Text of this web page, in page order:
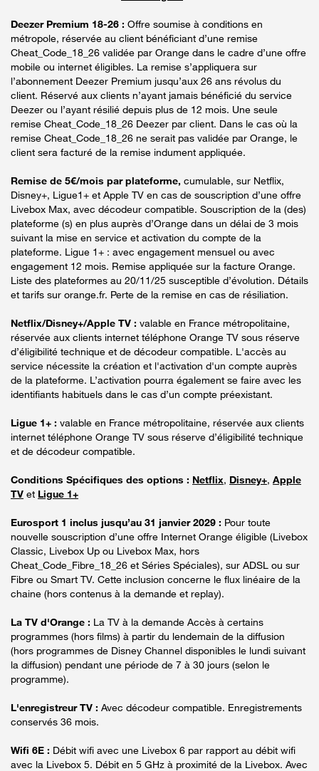
Deezer Premium 18-26 : Offre soumise à conditions en
métropole, réservée au client bénéficiant d’une remise
Cheat_Code_18_26 validée par Orange dans le cadre d’une offre
mobile ou internet éligibles. La remise s’appliquera sur
l’abonnement Deezer Premium jusqu’aux 26 ans révolus du
client. Réservé aux clients n’ayant jamais bénéficié du service
Deezer ou l’ayant résilié depuis plus de 12 mois. Une seule
remise Cheat_Code_18_26 Deezer par client. Dans le cas où la
remise Cheat_Code_18_26 ne serait pas validée par Orange, le
client sera facturé de la remise indument appliquée.
Remise de 5€/mois par plateforme, cumulable, sur Netflix,
Disney+, Ligue1+ et Apple TV en cas de souscription d’une offre
Livebox Max, avec décodeur compatible. Souscription de la (des)
plateforme (s) en plus auprès d’Orange dans un délai de 3 mois
suivant la mise en service et activation du compte de la
plateforme. Ligue 1+ : avec engagement mensuel ou avec
engagement 12 mois. Remise appliquée sur la facture Orange.
Liste des plateformes au 20/11/25 susceptible d’évolution. Détails
et tarifs sur orange.fr. Perte de la remise en cas de résiliation.
Netflix/Disney+/Apple TV : valable en France métropolitaine,
réservée aux clients internet téléphone Orange TV sous réserve
d’éligibilité technique et de décodeur compatible. L'accès au
service nécessite la création et l'activation d'un compte auprès
de la plateforme. L’activation pourra également se faire avec les
identifiants habituels dans le cas d’un compte préexistant.
Ligue 1+ : valable en France métropolitaine, réservée aux clients
internet téléphone Orange TV sous réserve d’éligibilité technique
et de décodeur compatible.
Conditions Spécifiques des options : Netflix, Disney+, Apple
TV et Ligue 1+
Eurosport 1 inclus jusqu’au 31 janvier 2029 : Pour toute
nouvelle souscription d’une offre Internet Orange éligible (Livebox
Classic, Livebox Up ou Livebox Max, hors
Cheat_Code_Fibre_18_26 et Séries Spéciales), sur ADSL ou sur
Fibre ou Smart TV. Cette inclusion concerne le flux linéaire de la
chaine (hors contenus à la demande et replay).
La TV d'Orange : La TV à la demande Accès à certains
programmes (hors films) à partir du lendemain de la diffusion
(hors programmes de Disney Channel disponibles le lundi suivant
la diffusion) pendant une période de 7 à 30 jours (selon le
programme).
L'enregistreur TV : Avec décodeur compatible. Enregistrements
conservés 36 mois.
Wifi 6E : Débit wifi avec une Livebox 6 par rapport au débit wifi
avec la Livebox 5. Débit en 5 GHz à proximité de la Livebox. Avec